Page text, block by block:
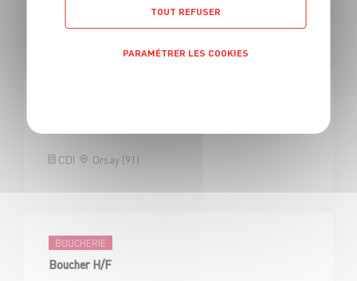
EN BOUCHER
CDI Orsay (91)
BOUCHERIE
Boucher H/F
TOUT REFUSER
PARAMÉTRER LES COOKIES